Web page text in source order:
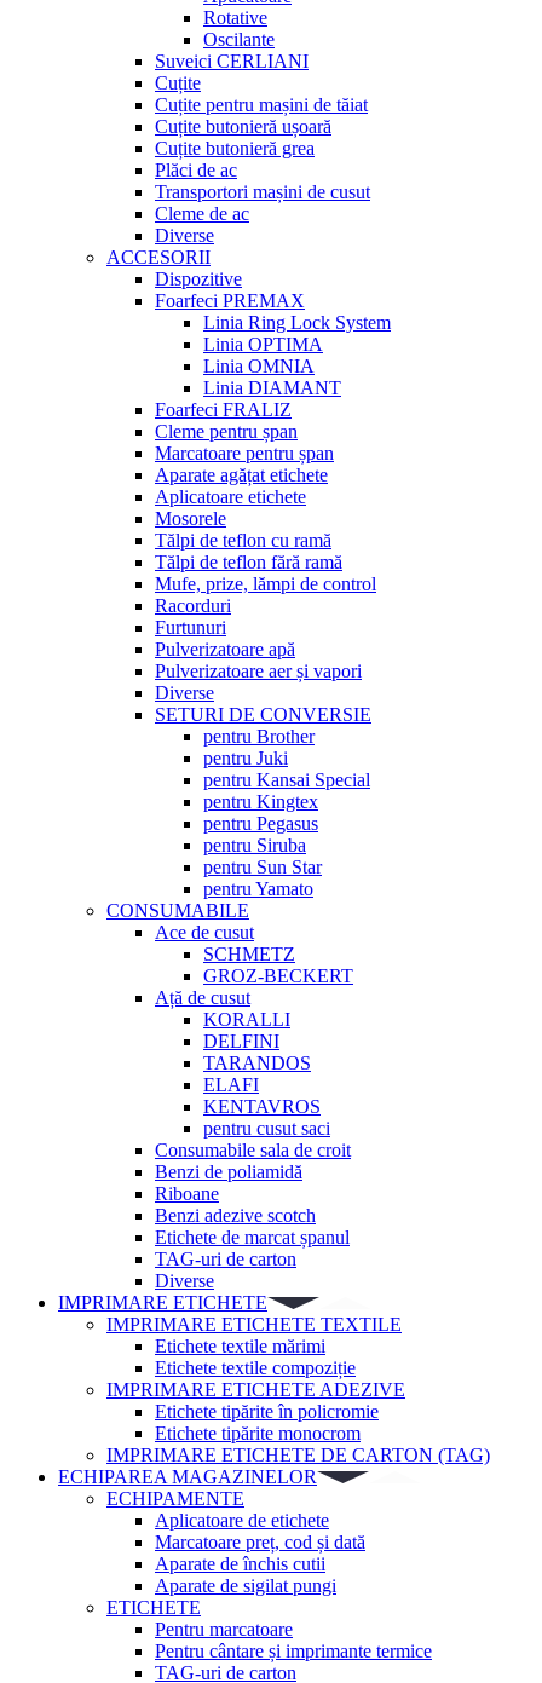
Rotative
Oscilante
Suveici CERLIANI
Cuțite
Cuțite pentru mașini de tăiat
Cuțite butonieră ușoară
Cuțite butonieră grea
Plăci de ac
Transportori mașini de cusut
Cleme de ac
Diverse
ACCESORII
Dispozitive
Foarfeci PREMAX
Linia Ring Lock System
Linia OPTIMA
Linia OMNIA
Linia DIAMANT
Foarfeci FRALIZ
Cleme pentru șpan
Marcatoare pentru șpan
Aparate agățat etichete
Aplicatoare etichete
Mosorele
Tălpi de teflon cu ramă
Tălpi de teflon fără ramă
Mufe, prize, lămpi de control
Racorduri
Furtunuri
Pulverizatoare apă
Pulverizatoare aer și vapori
Diverse
SETURI DE CONVERSIE
pentru Brother
pentru Juki
pentru Kansai Special
pentru Kingtex
pentru Pegasus
pentru Siruba
pentru Sun Star
pentru Yamato
CONSUMABILE
Ace de cusut
SCHMETZ
GROZ-BECKERT
Ață de cusut
KORALLI
DELFINI
TARANDOS
ELAFI
KENTAVROS
pentru cusut saci
Consumabile sala de croit
Benzi de poliamidă
Riboane
Benzi adezive scotch
Etichete de marcat șpanul
TAG-uri de carton
Diverse
IMPRIMARE ETICHETE
IMPRIMARE ETICHETE TEXTILE
Etichete textile mărimi
Etichete textile compoziție
IMPRIMARE ETICHETE ADEZIVE
Etichete tipărite în policromie
Etichete tipărite monocrom
IMPRIMARE ETICHETE DE CARTON (TAG)
ECHIPAREA MAGAZINELOR
ECHIPAMENTE
Aplicatoare de etichete
Marcatoare preț, cod și dată
Aparate de închis cutii
Aparate de sigilat pungi
ETICHETE
Pentru marcatoare
Pentru cântare și imprimante termice
TAG-uri de carton